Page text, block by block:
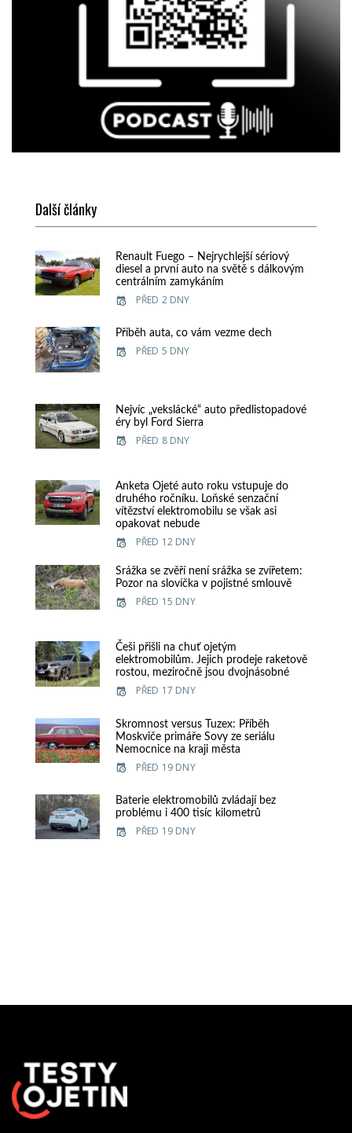
Další články
Renault Fuego – Nejrychlejší sériový
diesel a první auto na světě s dálkovým
centrálním zamykáním
PŘED 2 DNY
Příběh auta, co vám vezme dech
PŘED 5 DNY
Nejvíc „vekslácké“ auto předlistopadové
éry byl Ford Sierra
PŘED 8 DNY
Anketa Ojeté auto roku vstupuje do
druhého ročníku. Loňské senzační
vítězství elektromobilu se však asi
opakovat nebude
PŘED 12 DNY
Srážka se zvěří není srážka se zvířetem:
Pozor na slovíčka v pojistné smlouvě
PŘED 15 DNY
Češi přišli na chuť ojetým
elektromobilům. Jejich prodeje raketově
rostou, meziročně jsou dvojnásobné
PŘED 17 DNY
Skromnost versus Tuzex: Příběh
Moskviče primáře Sovy ze seriálu
Nemocnice na kraji města
PŘED 19 DNY
Baterie elektromobilů zvládají bez
problému i 400 tisíc kilometrů
PŘED 19 DNY